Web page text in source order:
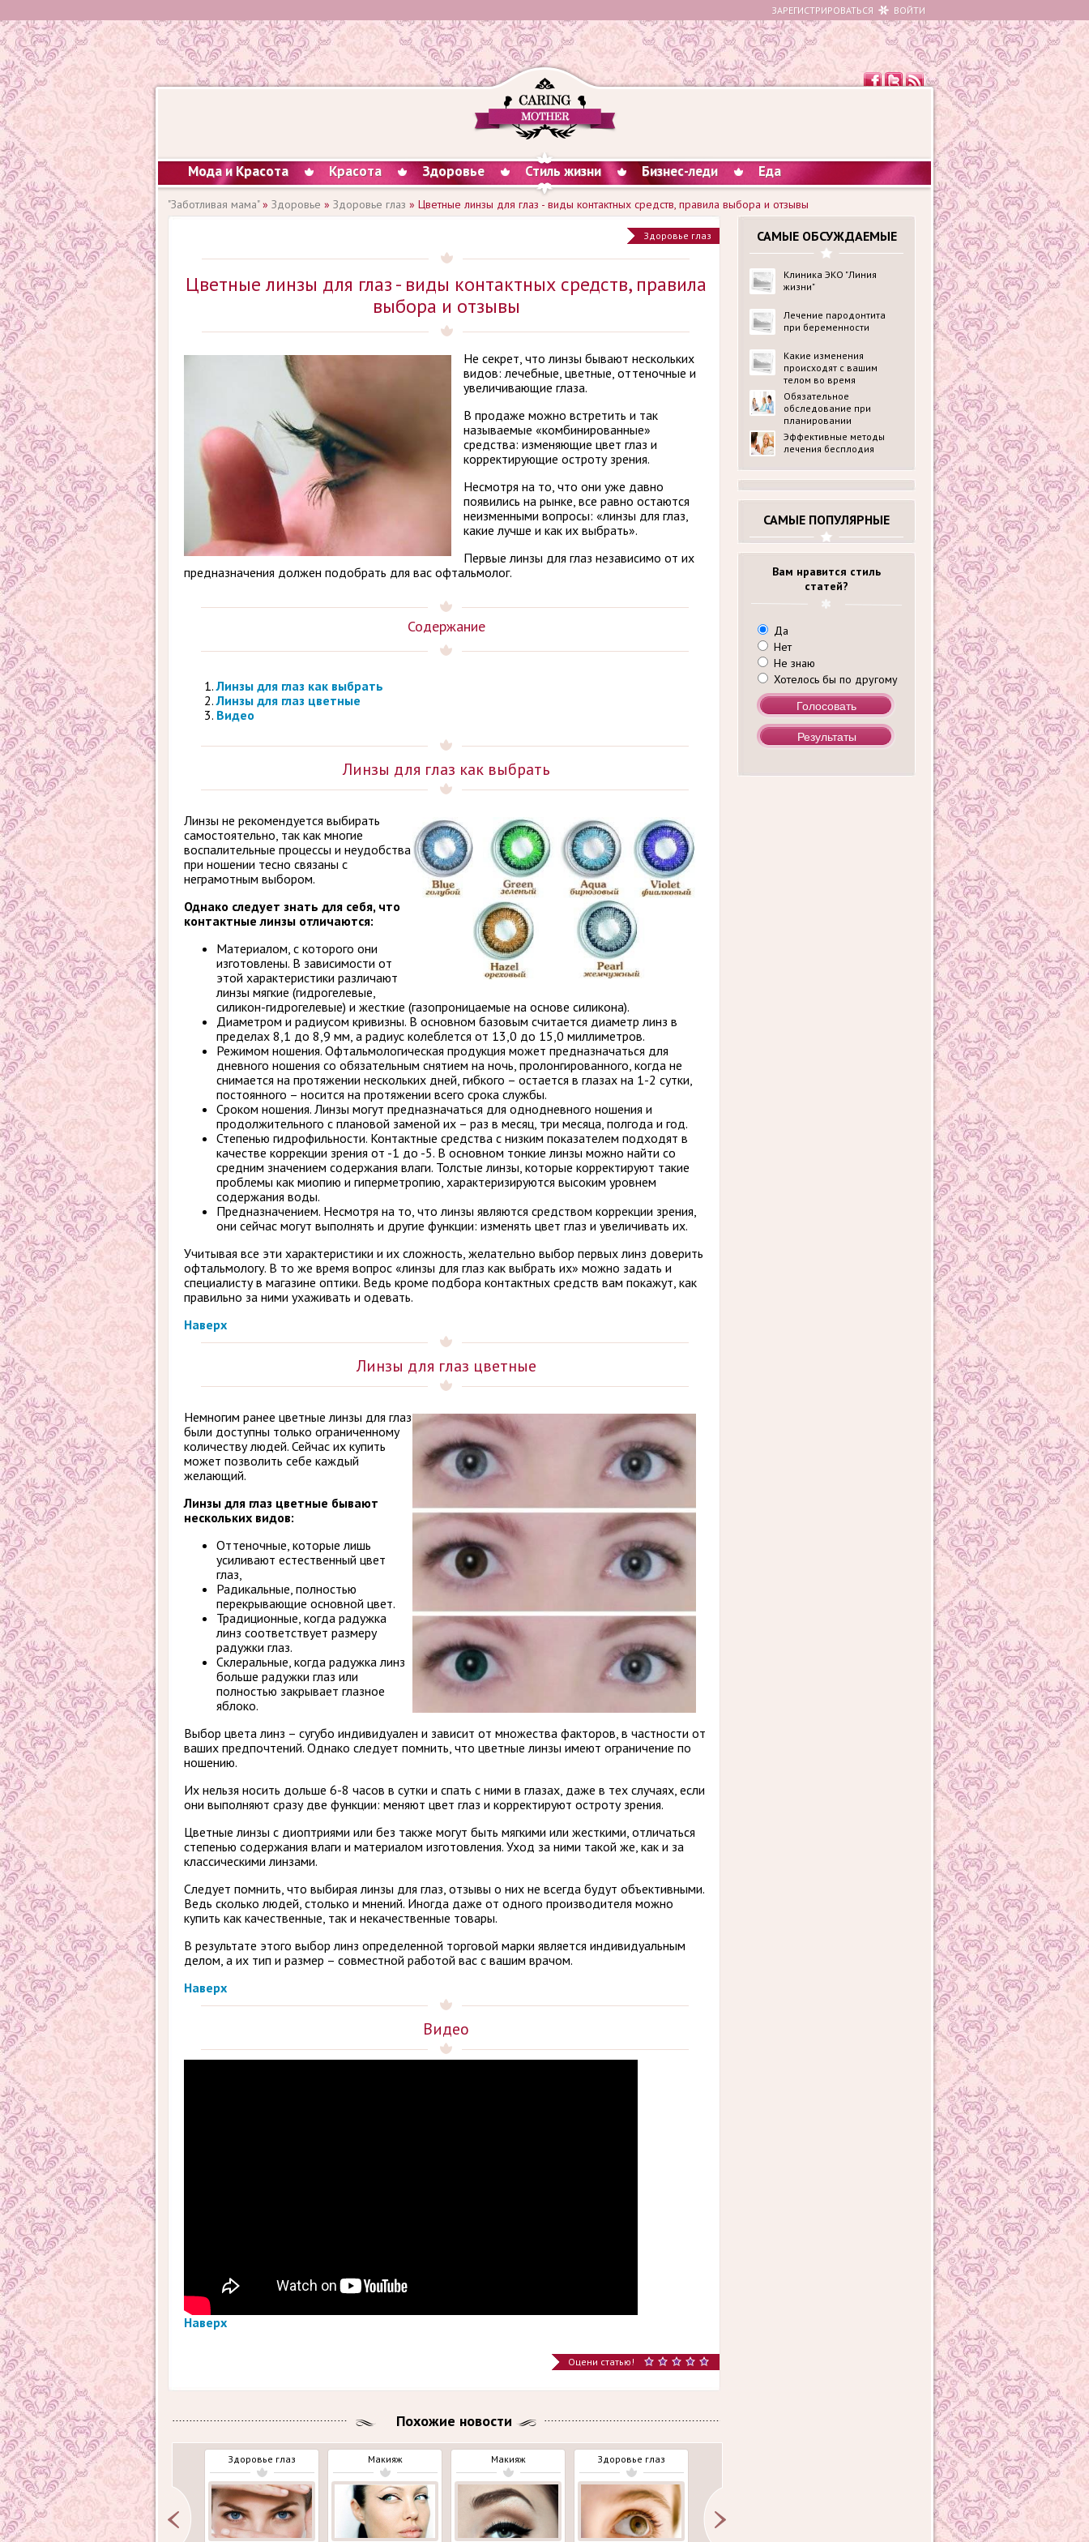
ЗАРЕГИСТРИРОВАТЬСЯ ВОЙТИ
Мода и Красота Красота Здоровье Стиль жизни Бизнес-леди Еда
"Заботливая мама"» Здоровье » Здоровье глаз » Цветные линзы для глаз - виды контактных средств, правила выбора и отзывы
Здоровье глаз
Цветные линзы для глаз - виды контактных средств, правила
выбора и отзывы
Не секрет, что линзы бывают нескольких
видов: лечебные, цветные, оттеночные и
увеличивающие глаза.
В продаже можно встретить и так
называемые «комбинированные»
средства: изменяющие цвет глаз и
корректирующие остроту зрения.
Несмотря на то, что они уже давно
появились на рынке, все равно остаются
неизменными вопросы: «линзы для глаз,
какие лучше и как их выбрать».
Первые линзы для глаз независимо от их
предназначения должен подобрать для вас офтальмолог.
Содержание
Линзы для глаз как выбрать
Линзы для глаз цветные
Видео
Линзы для глаз как выбрать
Линзы не рекомендуется выбирать
самостоятельно, так как многие
воспалительные процессы и неудобства
при ношении тесно связаны с
неграмотным выбором.
Однако следует знать для себя, что
контактные линзы отличаются:
Материалом, с которого они
изготовлены. В зависимости от
этой характеристики различают
линзы мягкие (гидрогелевые,
силикон-гидрогелевые) и жесткие (газопроницаемые на основе силикона).
Диаметром и радиусом кривизны. В основном базовым считается диаметр линз в
пределах 8,1 до 8,9 мм, а радиус колеблется от 13,0 до 15,0 миллиметров.
Режимом ношения. Офтальмологическая продукция может предназначаться для
дневного ношения со обязательным снятием на ночь, пролонгированного, когда не
снимается на протяжении нескольких дней, гибкого – остается в глазах на 1-2 сутки,
постоянного – носится на протяжении всего срока службы.
Сроком ношения. Линзы могут предназначаться для однодневного ношения и
продолжительного с плановой заменой их – раз в месяц, три месяца, полгода и год.
Степенью гидрофильности. Контактные средства с низким показателем подходят в
качестве коррекции зрения от -1 до -5. В основном тонкие линзы можно найти со
средним значением содержания влаги. Толстые линзы, которые корректируют такие
проблемы как миопию и гиперметропию, характеризируются высоким уровнем
содержания воды.
Предназначением. Несмотря на то, что линзы являются средством коррекции зрения,
они сейчас могут выполнять и другие функции: изменять цвет глаз и увеличивать их.
Учитывая все эти характеристики и их сложность, желательно выбор первых линз доверить
офтальмологу. В то же время вопрос «линзы для глаз как выбрать их» можно задать и
специалисту в магазине оптики. Ведь кроме подбора контактных средств вам покажут, как
правильно за ними ухаживать и одевать.
Наверх
Линзы для глаз цветные
Немногим ранее цветные линзы для глаз
были доступны только ограниченному
количеству людей. Сейчас их купить
может позволить себе каждый
желающий.
Линзы для глаз цветные бывают
нескольких видов:
Оттеночные, которые лишь
усиливают естественный цвет
глаз,
Радикальные, полностью
перекрывающие основной цвет.
Традиционные, когда радужка
линз соответствует размеру
радужки глаз.
Склеральные, когда радужка линз
больше радужки глаз или
полностью закрывает глазное
яблоко.
Выбор цвета линз – сугубо индивидуален и зависит от множества факторов, в частности от
ваших предпочтений. Однако следует помнить, что цветные линзы имеют ограничение по
ношению.
Их нельзя носить дольше 6-8 часов в сутки и спать с ними в глазах, даже в тех случаях, если
они выполняют сразу две функции: меняют цвет глаз и корректируют остроту зрения.
Цветные линзы с диоптриями или без также могут быть мягкими или жесткими, отличаться
степенью содержания влаги и материалом изготовления. Уход за ними такой же, как и за
классическими линзами.
Следует помнить, что выбирая линзы для глаз, отзывы о них не всегда будут объективными.
Ведь сколько людей, столько и мнений. Иногда даже от одного производителя можно
купить как качественные, так и некачественные товары.
В результате этого выбор линз определенной торговой марки является индивидуальным
делом, а их тип и размер – совместной работой вас с вашим врачом.
Наверх
Видео
Наверх
Оцени статью!
Похожие новости
Здоровье глаз Макияж Макияж Здоровье глаз Здоровье глаз
САМЫЕ ОБСУЖДАЕМЫЕ
Клиника ЭКО "Линия
жизни"
Лечение пародонтита
при беременности
Какие изменения
происходят с вашим
телом во время
беременности?
Обязательное
обследование при
планировании
беременности в
медицинском центре
ldck.ru: перечень
анализов
Эффективные методы
лечения бесплодия
САМЫЕ ПОПУЛЯРНЫЕ
Вам нравится стиль
статей?
Да
Нет
Не знаю
Хотелось бы по другому